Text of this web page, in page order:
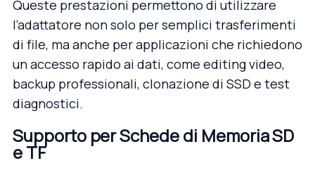
Queste prestazioni permettono di utilizzare
l’adattatore non solo per semplici trasferimenti
di file, ma anche per applicazioni che richiedono
un accesso rapido ai dati, come editing video,
backup professionali, clonazione di SSD e test
diagnostici.
Supporto per Schede di Memoria SD
e TF